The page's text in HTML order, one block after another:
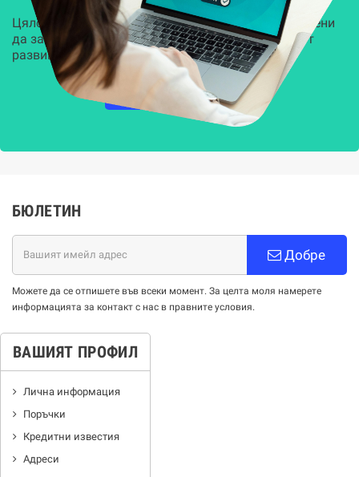
Цялостни, задвижвани от AI решения, предназначени
да защитят всеки слой на вашата организация от
развиващите се киберзаплахи.
НАУЧЕТЕ ПОВЕЧЕ
БЮЛЕТИН
Добре
Можете да се отпишете във всеки момент. За целта моля намерете
информацията за контакт с нас в правните условия.
ВАШИЯТ ПРОФИЛ
Лична информация
Поръчки
Кредитни известия
Адреси